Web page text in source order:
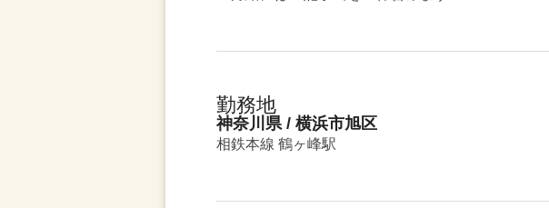
勤務地
神奈川県 / 横浜市旭区
相鉄本線 鶴ヶ峰駅